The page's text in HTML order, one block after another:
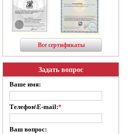
Все сертификаты
Задать вопрос
Ваше имя:
Телефон\E-mail:*
Ваш вопрос: